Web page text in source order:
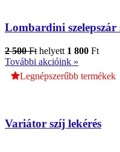
Lombardini szelepszár
2 500 Ft helyett 1 800 Ft
További akcióink »
Legnépszerűbb termékek
Variátor szíj lekérés